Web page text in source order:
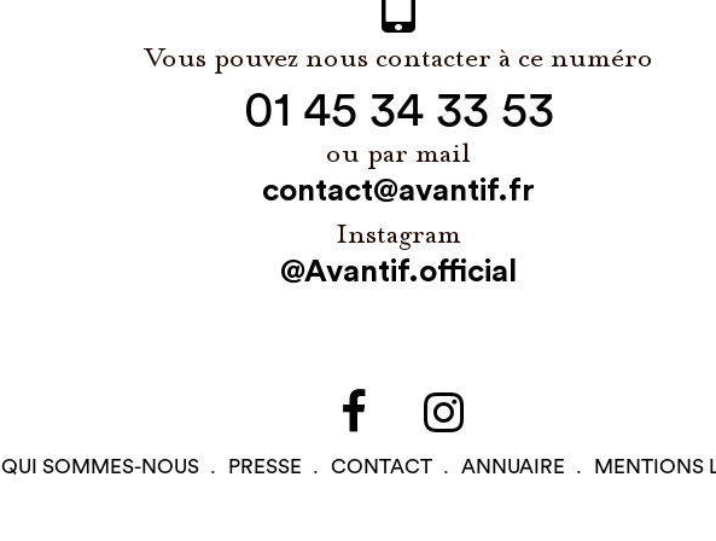
Vous pouvez nous contacter à ce numéro
01 45 34 33 53
ou par mail
contact@avantif.fr
Instagram
@Avantif.official
QUI SOMMES-NOUS PRESSE CONTACT ANNUAIRE MENTIONS